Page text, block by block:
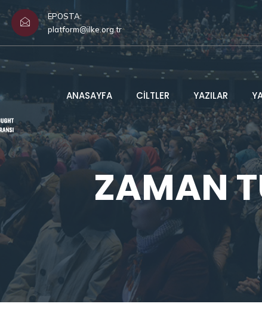
EPOSTA:
platform@ilke.org.tr
ANASAYFA CİLTLER YAZILAR
ZAMAN